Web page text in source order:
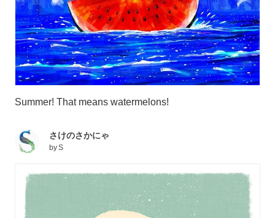
Summer! That means watermelons!
さけのさかにゃ
byS